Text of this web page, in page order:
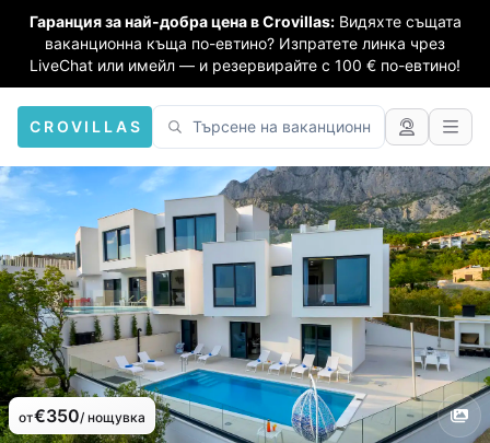
Гаранция за най-добра цена в Crovillas: Видяхте същата
ваканционна къща по-евтино? Изпратете линка чрез
LiveChat или имейл — и резервирайте с 100 € по-евтино!
CROVILLAS
от€350/ нощувка